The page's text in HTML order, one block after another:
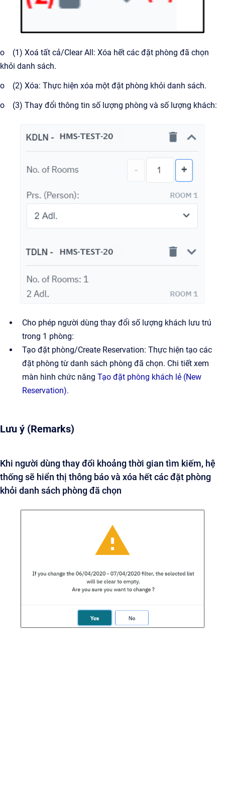
o (1) Xoá tất cả/Clear All: Xóa hết các đặt phòng đã chọn
khỏi danh sách.
o (2) Xóa: Thực hiện xóa một đặt phòng khỏi danh sách.
o (3) Thay đổi thông tin số lượng phòng và số lượng khách:
Cho phép người dùng thay đổi số lượng khách lưu trú
trong 1 phòng:
Tạo đặt phòng/Create Reservation: Thực hiện tạo các
đặt phòng từ danh sách phòng đã chọn. Chi tiết xem
màn hình chức năng Tạo đặt phòng khách lẻ (New
Reservation).
Lưu ý (Remarks)
Khi người dùng thay đổi khoảng thời gian tìm kiếm, hệ
thống sẽ hiển thị thông báo và xóa hết các đặt phòng
khỏi danh sách phòng đã chọn